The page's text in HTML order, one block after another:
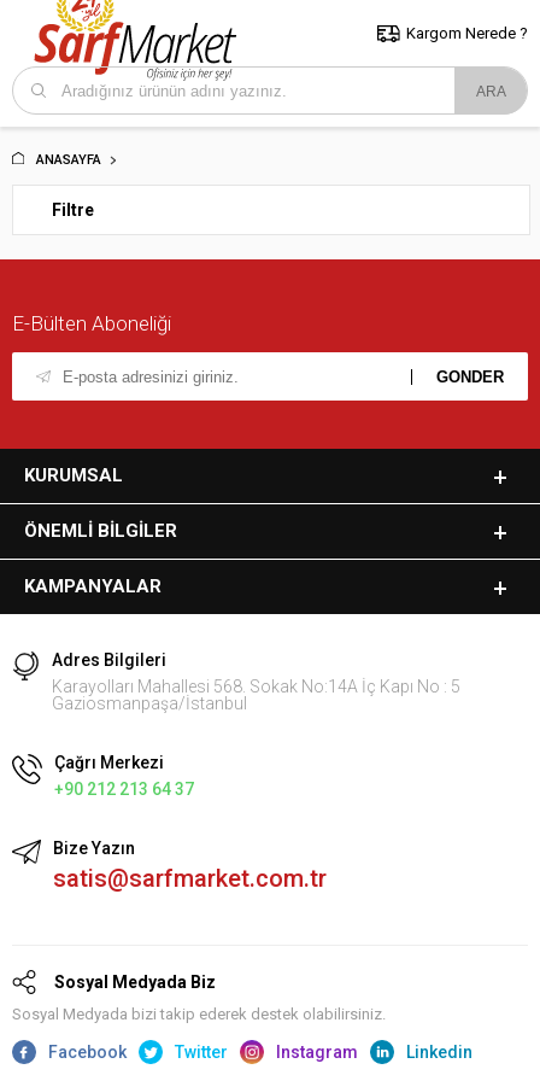
5000 TL ve Üzeri Alışverişlerde İstanbul İçi Kargo Bedava!
ve Trakya İçin Tıklayın..
Kargom Nerede ?
ANASAYFA
Filtre
E-Bülten Aboneliği
KURUMSAL
ÖNEMLI BILGILER
KAMPANYALAR
Adres Bilgileri
Karayolları Mahallesi 568. Sokak No:14A İç Kapı No : 5
Gaziosmanpaşa/İstanbul
Çağrı Merkezi
+90 212 213 64 37
Bize Yazın
satis@sarfmarket.com.tr
Sosyal Medyada Biz
Sosyal Medyada bizi takip ederek destek olabilirsiniz.
Facebook Twitter Instagram Linkedin